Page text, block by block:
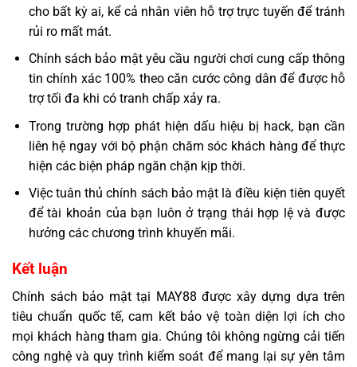
cho bất kỳ ai, kể cả nhân viên hỗ trợ trực tuyến để tránh
rủi ro mất mát.
Chính sách bảo mật yêu cầu người chơi cung cấp thông
tin chính xác 100% theo căn cước công dân để được hỗ
trợ tối đa khi có tranh chấp xảy ra.
Trong trường hợp phát hiện dấu hiệu bị hack, bạn cần
liên hệ ngay với bộ phận chăm sóc khách hàng để thực
hiện các biện pháp ngăn chặn kịp thời.
Việc tuân thủ chính sách bảo mật là điều kiện tiên quyết
để tài khoản của bạn luôn ở trạng thái hợp lệ và được
hưởng các chương trình khuyến mãi.
Kết luận
Chính sách bảo mật tại MAY88 được xây dựng dựa trên
tiêu chuẩn quốc tế, cam kết bảo vệ toàn diện lợi ích cho
mọi khách hàng tham gia. Chúng tôi không ngừng cải tiến
công nghệ và quy trình kiểm soát để mang lại sự yên tâm